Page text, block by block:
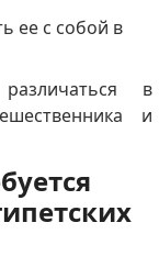
ее с собой в
в
и